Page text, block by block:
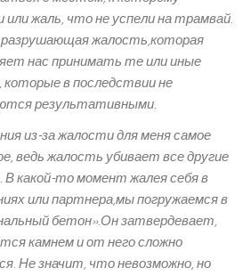
или жаль, что не успели на трамвай.
жалость,которая
нас принимать те или иные
которые в последствии не
результативными.
из-за жалости для меня самое
ведь жалость убивает все другие
В какой-то момент жалея себя в
или партнера,мы погружаемся в
бетон».Он затвердевает,
камнем и от него сложно
Не значит, что невозможно, но